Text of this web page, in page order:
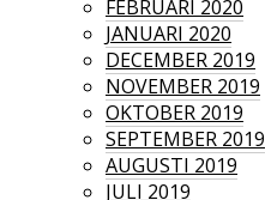
FEBRUARI 2020
JANUARI 2020
DECEMBER 2019
NOVEMBER 2019
OKTOBER 2019
SEPTEMBER 2019
AUGUSTI 2019
JULI 2019